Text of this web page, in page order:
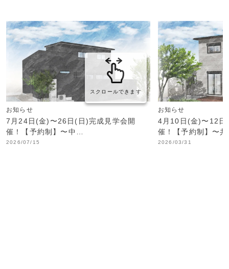
7月24日(金)〜26日(日)完成見学会開
催！【予約制】〜中…
お知らせ
2026/07/15
4月10日(金)〜12日
催！【予約制】〜
お知らせ
2026/03/31
スクロールできます